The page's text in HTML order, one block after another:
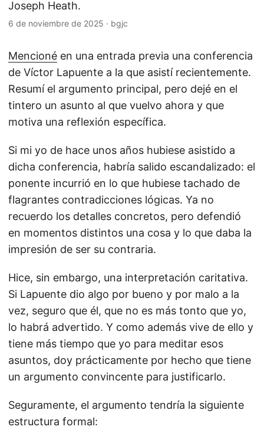
Joseph Heath.
6 de noviembre de 2025 · bgjc
Mencioné en una entrada previa una conferencia
de Víctor Lapuente a la que asistí recientemente.
Resumí el argumento principal, pero dejé en el
tintero un asunto al que vuelvo ahora y que
motiva una reflexión específica.
Si mi yo de hace unos años hubiese asistido a
dicha conferencia, habría salido escandalizado: el
ponente incurrió en lo que hubiese tachado de
flagrantes contradicciones lógicas. Ya no
recuerdo los detalles concretos, pero defendió
en momentos distintos una cosa y lo que daba la
impresión de ser su contraria.
Hice, sin embargo, una interpretación caritativa.
Si Lapuente dio algo por bueno y por malo a la
vez, seguro que él, que no es más tonto que yo,
lo habrá advertido. Y como además vive de ello y
tiene más tiempo que yo para meditar esos
asuntos, doy prácticamente por hecho que tiene
un argumento convincente para justificarlo.
Seguramente, el argumento tendría la siguiente
estructura formal: